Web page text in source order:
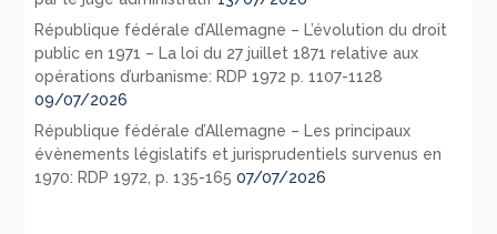
République fédérale d’Allemagne – L’évolution du droit
public en 1971 – La loi du 27 juillet 1871 relative aux
opérations d’urbanisme: RDP 1972 p. 1107-1128
09/07/2026
République fédérale d’Allemagne – Les principaux
évènements législatifs et jurisprudentiels survenus en
1970: RDP 1972, p. 135-165 07/07/2026